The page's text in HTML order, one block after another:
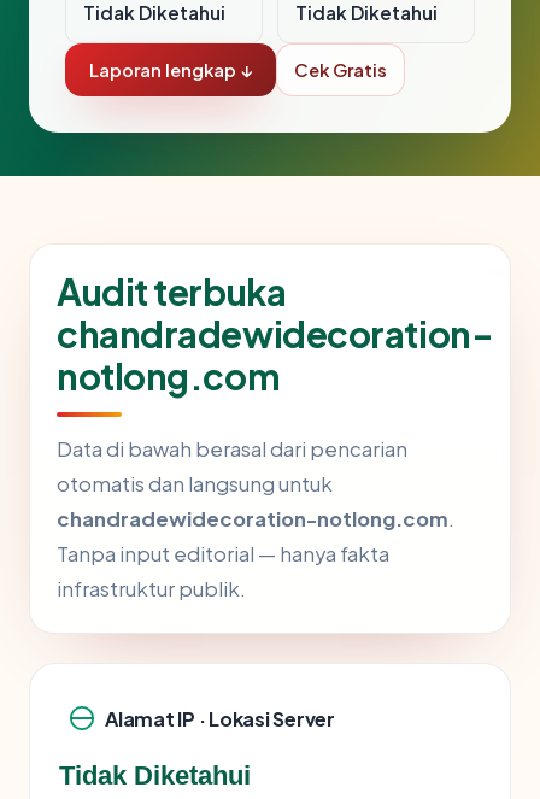
Tidak Diketahui Tidak Diketahui
Laporan lengkap ↓ Cek Gratis
Audit terbuka
chandradewidecoration-
notlong.com
Data di bawah berasal dari pencarian
otomatis dan langsung untuk
chandradewidecoration-notlong.com.
Tanpa input editorial — hanya fakta
infrastruktur publik.
Alamat IP · Lokasi Server
Tidak Diketahui